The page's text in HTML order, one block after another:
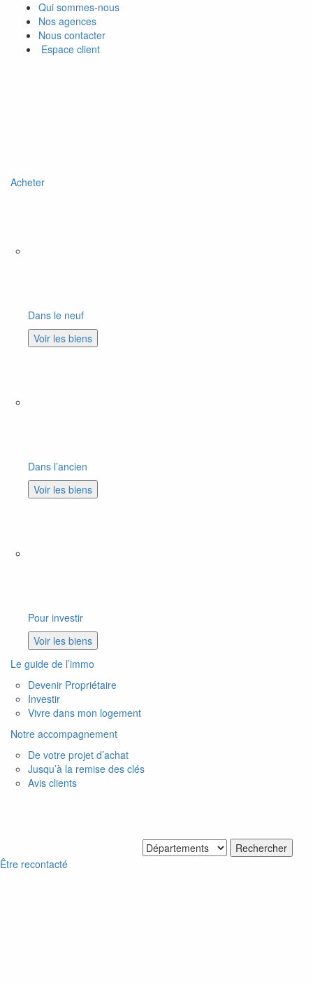
Qui sommes-nous
Nos agences
Nous contacter
Espace client
Acheter
Dans le neuf
Voir les biens
Dans l’ancien
Voir les biens
Pour investir
Voir les biens
Le guide de l’immo
Devenir Propriétaire
Investir
Vivre dans mon logement
Notre accompagnement
De votre projet d’achat
Jusqu’à la remise des clés
Avis clients
Être recontacté